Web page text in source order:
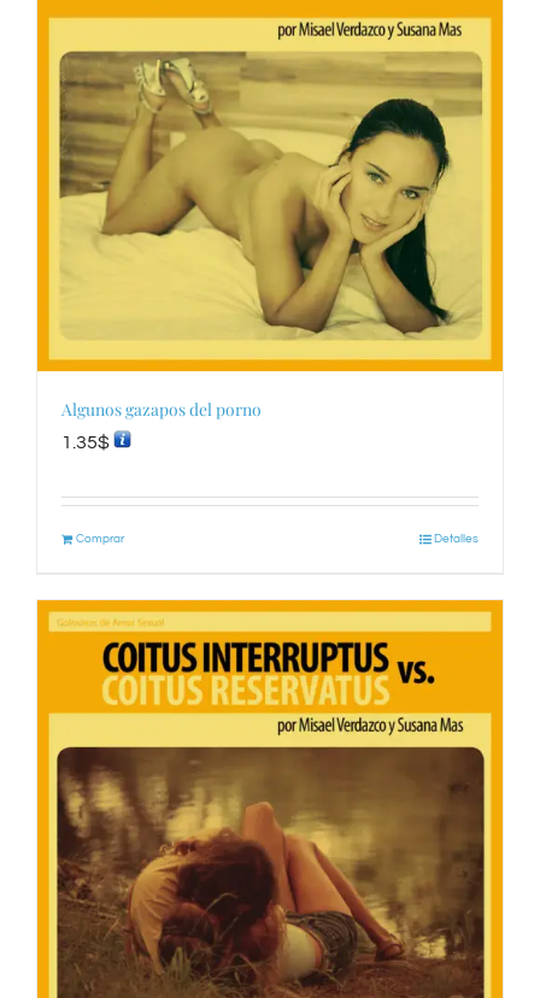
Algunos gazapos del porno
1.35$
Comprar Detalles